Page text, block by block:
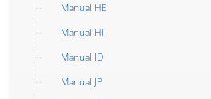
Manual HE
Manual HI
Manual ID
Manual JP